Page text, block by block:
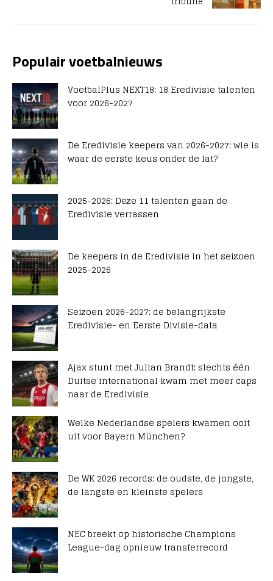
Populair voetbalnieuws
VoetbalPlus NEXT18: 18 Eredivisie talenten
voor 2026-2027
De Eredivisie keepers van 2026-2027: wie is
waar de eerste keus onder de lat?
2025-2026: Deze 11 talenten gaan de
Eredivisie verrassen
De keepers in de Eredivisie in het seizoen
2025-2026
Seizoen 2026-2027: de belangrijkste
Eredivisie- en Eerste Divisie-data
Ajax stunt met Julian Brandt: slechts één
Duitse international kwam met meer caps
naar de Eredivisie
Welke Nederlandse spelers kwamen ooit
uit voor Bayern München?
De WK 2026 records: de oudste, de jongste,
de langste en kleinste spelers
NEC breekt op historische Champions
League-dag opnieuw transferrecord